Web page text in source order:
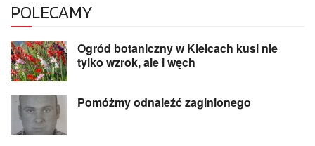
POLECAMY
Ogród botaniczny w Kielcach kusi nie
tylko wzrok, ale i węch
Pomóżmy odnaleźć zaginionego